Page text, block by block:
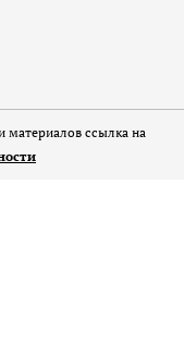
материалов ссылка на